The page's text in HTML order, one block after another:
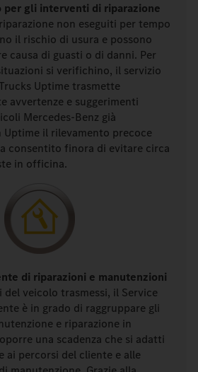
per gli interventi di riparazione
non eseguiti per tempo
il rischio di usura e possono
causa di guasti o di danni. Per
si verifichino, il servizio
Uptime trasmette
avvertenze e suggerimenti
Mercedes-Benz già
Uptime il rilevamento precoce
consentito finora di evitare circa
in officina.
di riparazioni e manutenzioni
del veicolo trasmessi, il Service
è in grado di raggruppare gli
e riparazione in
una scadenza che si adatti
ai percorsi del cliente e alle